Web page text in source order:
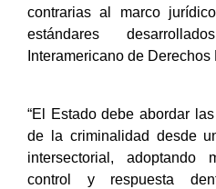
contrarias al marco
estándares
Interamericano de Derechos
“El Estado debe abordar
de la criminalidad desde
intersectorial, adoptando
control y respuesta